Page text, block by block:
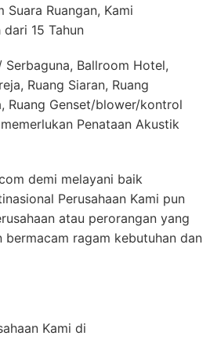
Ruangan, Kami
15 Tahun
Ballroom Hotel,
Ruang Siaran, Ruang
Ruang Genset/blower/kontrol
Penataan Akustik
demi melayani baik
Perusahaan Kami pun
atau perorangan yang
bermacam ragam kebutuhan dan
Kami di